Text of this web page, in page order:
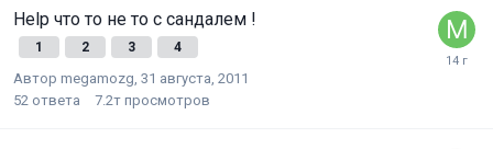
Help что то не то с сандалем !
1 2 3 4
Автор megamozg 31 августа, 2011
52 ответа 7.2т просмотров